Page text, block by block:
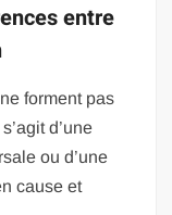
entre
forment pas
d’une
ou d’une
cause et